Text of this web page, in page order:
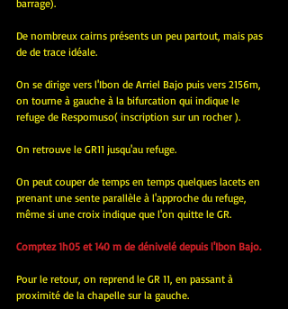
barrage).
De nombreux cairns présents un peu partout, mais pas
de de trace idéale.
On se dirige vers l'Ibon de Arriel Bajo puis vers 2156m,
on tourne à gauche à la bifurcation qui indique le
refuge de Respomuso( inscription sur un rocher ).
On retrouve le GR11 jusqu'au refuge.
On peut couper de temps en temps quelques lacets en
prenant une sente parallèle à l'approche du refuge,
même si une croix indique que l'on quitte le GR.
Comptez 1h05 et 140 m de dénivelé depuis l'Ibon Bajo.
Pour le retour, on reprend le GR 11, en passant à
proximité de la chapelle sur la gauche.